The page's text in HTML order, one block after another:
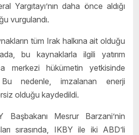
Yargıtayı’nın daha önce aldığı
vurgulandı.
tüm Irak halkına ait olduğu
bu kaynaklarla ilgili yatırım
merkezi hükümetin yetkisinde
nedenle, imzalanan enerji
olduğu kaydedildi.
Başbakanı Mesrur Barzani’nin
sırasında, IKBY ile iki ABD’li